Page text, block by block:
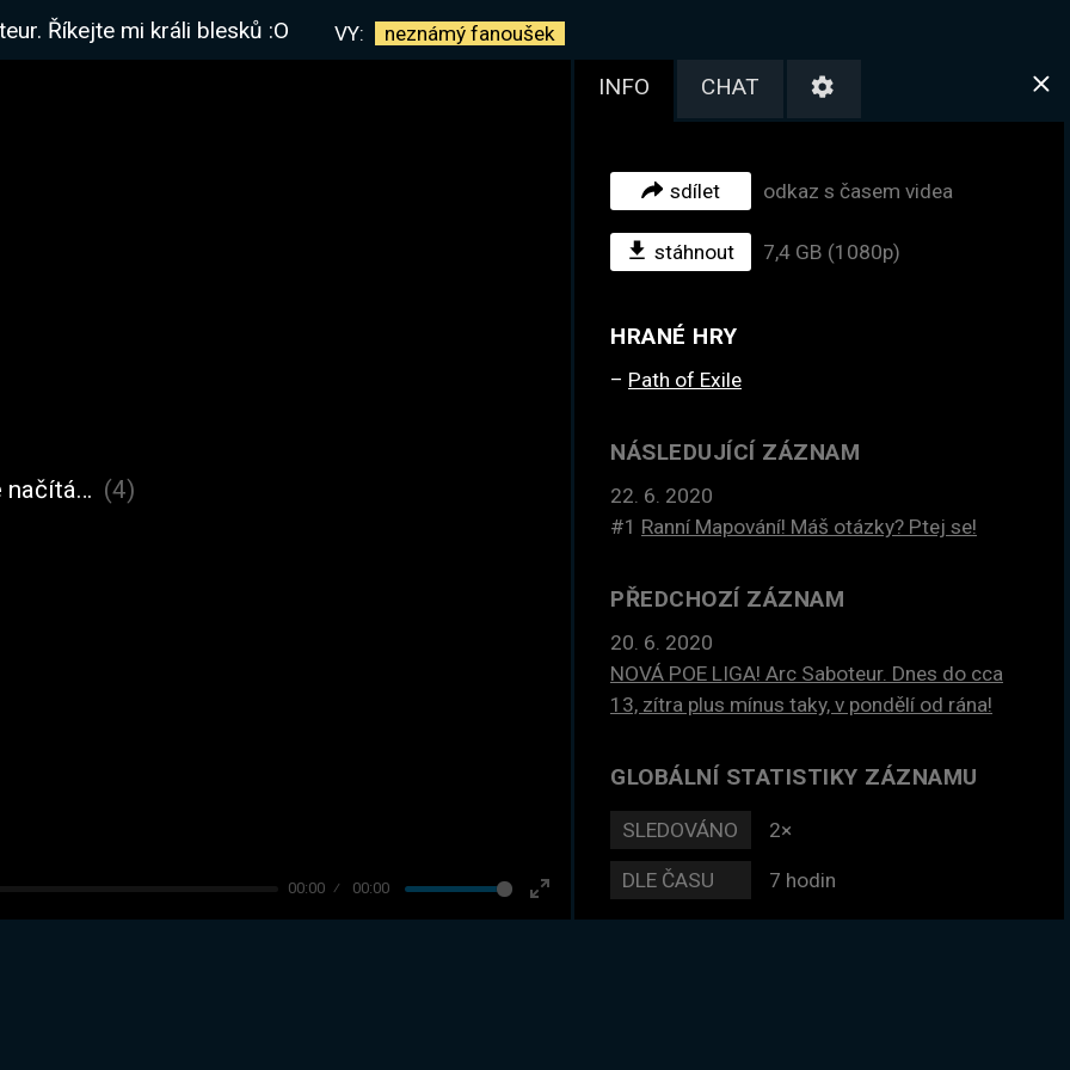
Říkejte mi králi blesků :O VY: neznámý fanoušek
00:00 00:00
Enter
načítá… (4)
INFO CHAT
sdílet odkaz s časem videa
stáhnout 7,4 GB (1080p)
HRANÉ HRY
Path of Exile
NÁSLEDUJÍCÍ ZÁZNAM
22. 6. 2020
#1 Ranní Mapování! Máš otázky? Ptej se!
PŘEDCHOZÍ ZÁZNAM
20. 6. 2020
NOVÁ POE LIGA! Arc Saboteur. Dnes do cca
13, zítra plus mínus taky, v pondělí od rána!
GLOBÁLNÍ STATISTIKY ZÁZNAMU
SLEDOVÁNO 2×
DLE ČASU 7 hodin